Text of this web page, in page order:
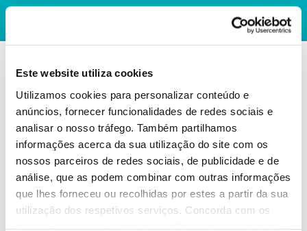
Este website utiliza cookies
Utilizamos cookies para personalizar conteúdo e
anúncios, fornecer funcionalidades de redes sociais e
analisar o nosso tráfego. Também partilhamos
informações acerca da sua utilização do site com os
nossos parceiros de redes sociais, de publicidade e de
análise, que as podem combinar com outras informações
que lhes forneceu ou recolhidas por estes a partir da sua
utilização dos respetivos serviços. Concorda com os